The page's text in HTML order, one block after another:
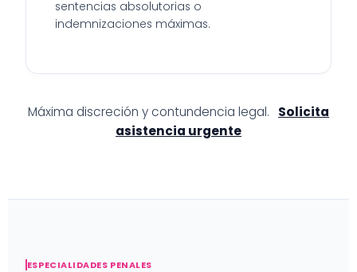
sentencias absolutorias o
indemnizaciones máximas.
Máxima discreción y contundencia legal.
Solicita
asistencia urgente
ESPECIALIDADES PENALES